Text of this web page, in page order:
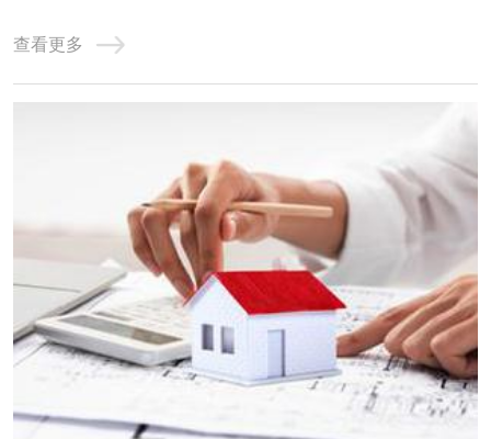
款，放贷机构有权对抵押的车辆进行处置，以弥补贷款损
失。而在车辆处置过程中，可能会面临市场价格波动的影
查看更多